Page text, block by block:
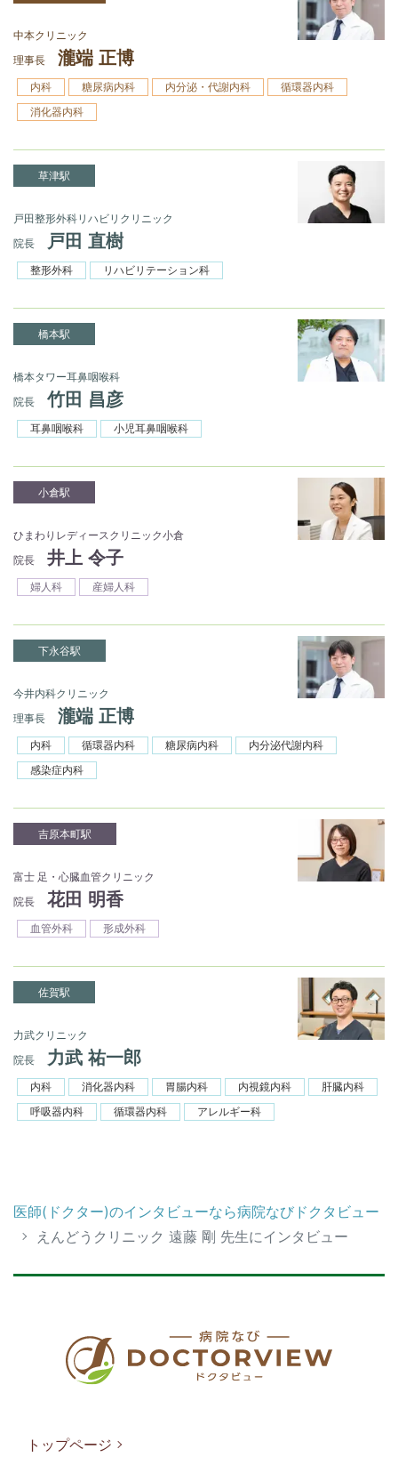
中本クリニック
理事長
瀧端 正博
内科 糖尿病内科 内分泌・代謝内科
循環器内科
消化器内科
草津駅
戸田整形外科リハビリクリニック
院長
戸田 直樹
整形外科 リハビリテーション科
橋本駅
橋本タワー耳鼻咽喉科
院長
竹田 昌彦
耳鼻咽喉科 小児耳鼻咽喉科
小倉駅
ひまわりレディースクリニック小倉
院長
井上 令子
婦人科 産婦人科
下永谷駅
今井内科クリニック
理事長
瀧端 正博
内科 循環器内科 糖尿病内科
内分泌代謝内科
感染症内科
吉原本町駅
富士 足・心臓血管クリニック
院長
花田 明香
血管外科 形成外科
佐賀駅
力武クリニック
院長
力武 祐一郎
内科 消化器内科 胃腸内科 内視鏡内科
肝臓内科
呼吸器内科
循環器内科 アレルギー科
医師(ドクター)のインタビューなら病院なびドクタビュー
えんどうクリニック 遠藤 剛 先生にインタビュー
トップページ